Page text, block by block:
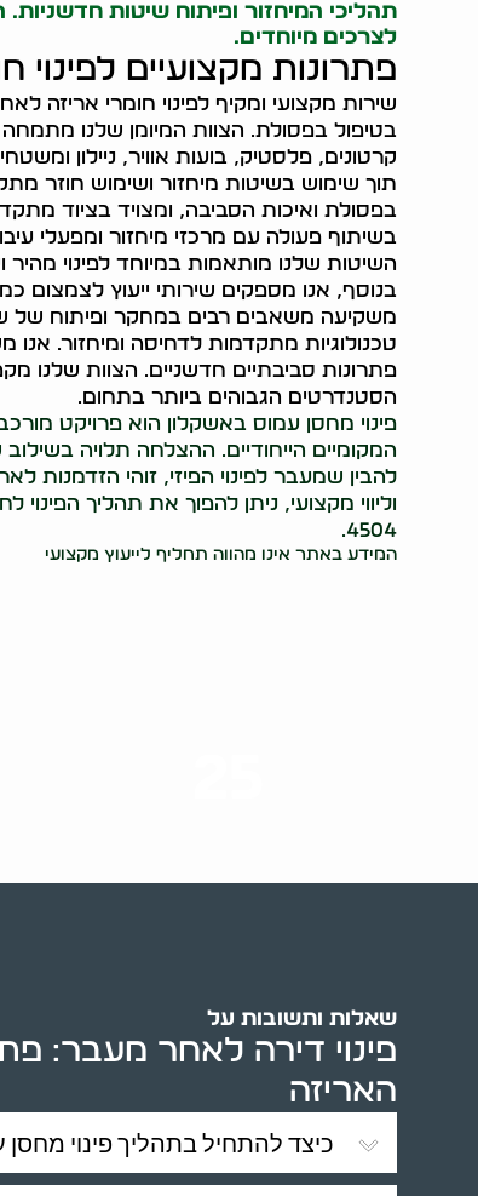
תהליכי המיחזור ופיתוח שיטות
לצרכים מיוחדים.
פתרונות מקצועיים לפינוי
בטיפול בפסולת. הצוות המיומן שלנו מתמחה
קרטונים, פלסטיק, בועות אוויר, ניילון
תוך שימוש בשיטות מיחזור ושימוש חוזר
בפסולת ואיכות הסביבה, ומצויד בציוד
בשיתוף פעולה עם מרכזי מיחזור ומפעלי
השיטות שלנו מותאמות במיוחד לפינוי מהיר
בנוסף, אנו מספקים שירותי ייעוץ לצמצום
משקיעה משאבים רבים במחקר ופיתוח של
טכנולוגיות מתקדמות לדחיסה ומיחזור.
פתרונות סביבתיים חדשניים. הצוות שלנו
הסטנדרטים הגבוהים ביותר בתחום.
פינוי מחסן עמוס באשקלון הוא פרויקט
המקומיים הייחודיים. ההצלחה תלויה
להבין שמעבר לפינוי הפיזי, זוהי הזדמנות
4504.
המידע באתר אינו מהווה תחליף לייעוץ מקצועי
שאלות ותשובות על
פינוי דירה לאחר מעבר:
האריזה
כיצד להתחיל בתהליך פינוי